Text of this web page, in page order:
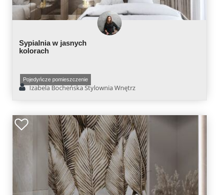
Sypialnia w jasnych
kolorach
Pojedyńcze pomieszczenie
Izabela Bocheńska Stylownia Wnętrz